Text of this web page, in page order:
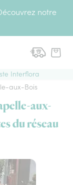
notre
Interflora
aux-Bois
aux-
du réseau